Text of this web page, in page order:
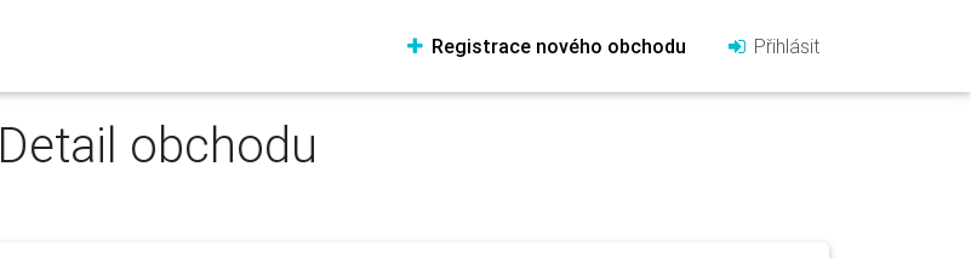
Registrace nového obchodu Přihlásit
Detail obchodu